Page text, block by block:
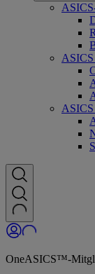
OneASICS™-